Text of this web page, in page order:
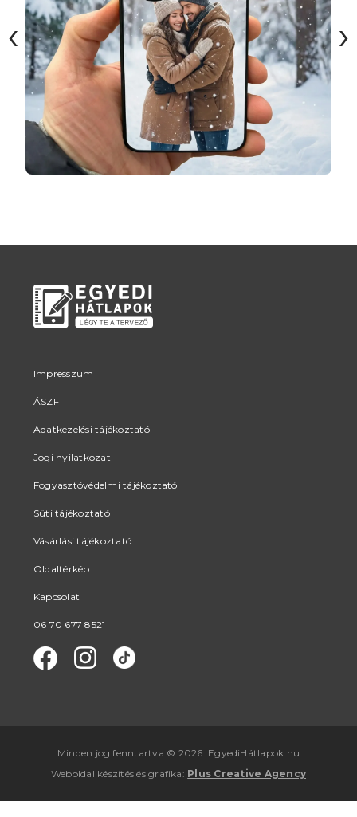
‹ ›
Impresszum
ÁSZF
Adatkezelési tájékoztató
Jogi nyilatkozat
Fogyasztóvédelmi tájékoztató
Süti tájékoztató
Vásárlási tájékoztató
Oldaltérkép
Kapcsolat
06 70 677 8521
Minden jog fenntartva © 2026. EgyediHátlapok.hu
Weboldal készítés ésgrafika : Plus Creative Agency